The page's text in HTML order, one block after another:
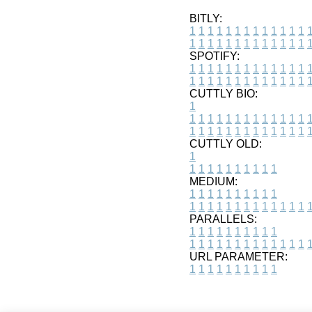
BITLY:
1 1 1 1 1 1 1 1 1 1 1 1 1 1
1 1 1 1 1 1 1 1 1 1 1 1 1 1
SPOTIFY:
1 1 1 1 1 1 1 1 1 1 1 1 1 1
1 1 1 1 1 1 1 1 1 1 1 1 1 1
CUTTLY BIO:
1
1 1 1 1 1 1 1 1 1 1 1 1 1 1
1 1 1 1 1 1 1 1 1 1 1 1 1 1
CUTTLY OLD:
1
1 1 1 1 1 1 1 1 1 1
MEDIUM:
1 1 1 1 1 1 1 1 1 1
1 1 1 1 1 1 1 1 1 1 1 1 1 1
PARALLELS:
1 1 1 1 1 1 1 1 1 1
1 1 1 1 1 1 1 1 1 1 1 1 1 1
URL PARAMETER:
1 1 1 1 1 1 1 1 1 1